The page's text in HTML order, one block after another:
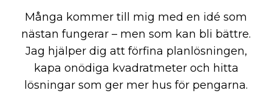
Många kommer till mig med en idé som
nästan fungerar – men som kan bli bättre.
Jag hjälper dig att förfina planlösningen,
kapa onödiga kvadratmeter och hitta
lösningar som ger mer hus för pengarna.